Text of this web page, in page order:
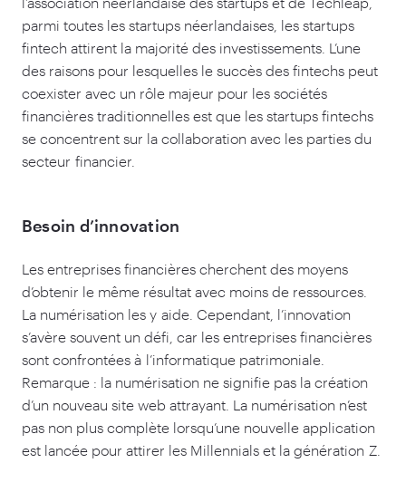
parmi toutes les startups néerlandaises, les startups
fintech attirent la majorité des investissements. L’une
des raisons pour lesquelles le succès des fintechs peut
coexister avec un rôle majeur pour les sociétés
financières traditionnelles est que les startups fintechs
se concentrent sur la collaboration avec les parties du
secteur financier.
Besoin d’innovation
Les entreprises financières cherchent des moyens
d’obtenir le même résultat avec moins de ressources.
La numérisation les y aide. Cependant, l’innovation
s’avère souvent un défi, car les entreprises financières
sont confrontées à l’informatique patrimoniale.
Remarque : la numérisation ne signifie pas la création
d’un nouveau site web attrayant. La numérisation n’est
pas non plus complète lorsqu’une nouvelle application
est lancée pour attirer les Millennials et la génération Z.